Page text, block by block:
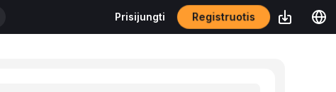
Prisijungti Registruotis